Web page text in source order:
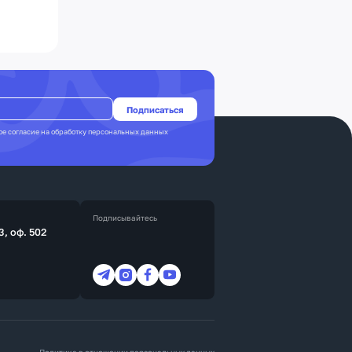
согласие наобработку персональных данных
оф. 502
Подписывайтесь